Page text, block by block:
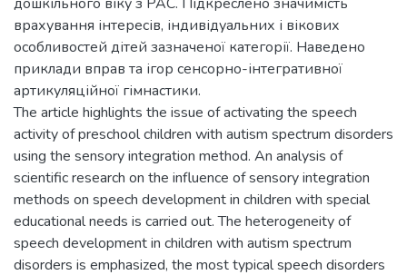
врахування інтересів, індивідуальних і вікових
особливостей дітей зазначеної категорії. Наведено
приклади вправ та ігор сенсорно-інтегративної
артикуляційної гімнастики.
The article highlights the issue of activating the speech
activity of preschool children with autism spectrum disorders
using the sensory integration method. An analysis of
scientific research on the influence of sensory integration
methods on speech development in children with special
educational needs is carried out. The heterogeneity of
speech development in children with autism spectrum
disorders is emphasized, the most typical speech disorders